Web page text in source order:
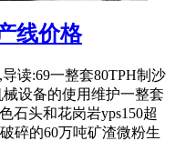
线价格
读:69一整套80TPH制沙
设备的使用维护一整套
石头和花岗岩yps150超
碎的60万吨矿渣微粉生